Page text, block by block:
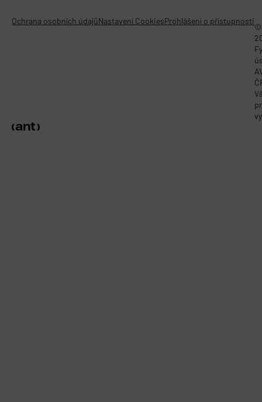
©
Ochrana osobních údajůNastavení CookiesProhlášení o přístupnosti